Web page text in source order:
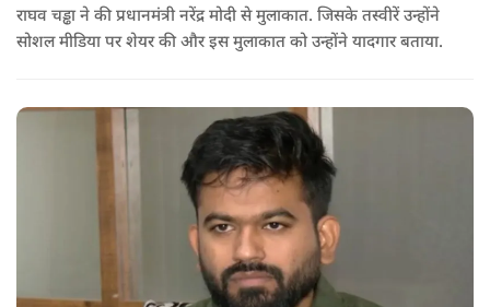
राघव चड्ढा ने की प्रधानमंत्री नरेंद्र मोदी से मुलाकात. जिसके तस्वीरें उन्होंने
सोशल मीडिया पर शेयर की और इस मुलाकात को उन्होंने यादगार बताया.